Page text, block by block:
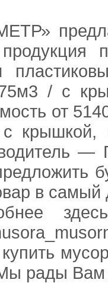
/ с
от
крышкой,
—
в самый
рады Вам